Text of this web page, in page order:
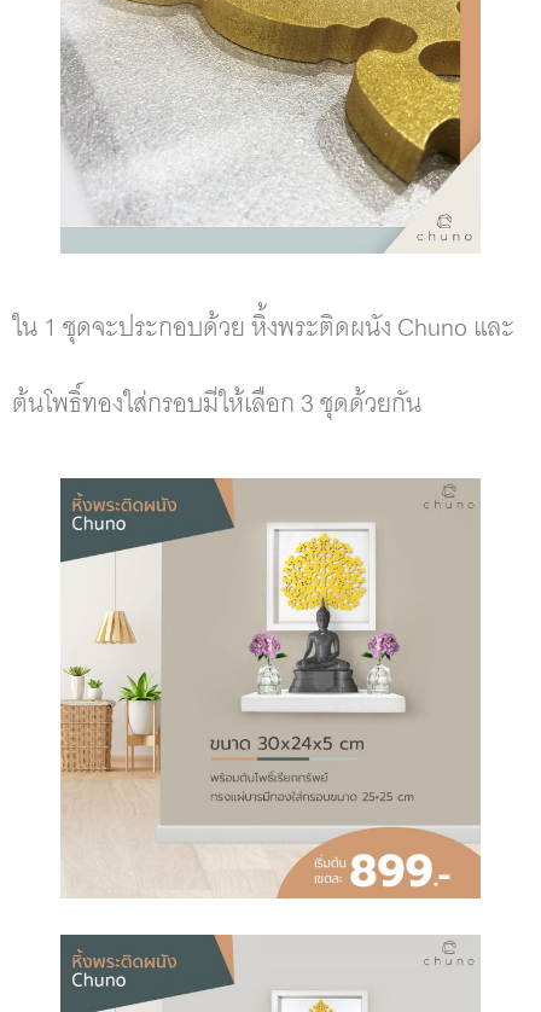
ใน 1 ชุดจะประกอบด้วย หิ้งพระติดผนัง Chuno และ
ต้นโพธิ์ทองใส่กรอบมีให้เลือก 3 ชุดด้วยกัน